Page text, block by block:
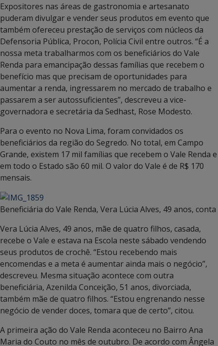
Expositores nas áreas de gastronomia e artesanato
puderam divulgar e vender seus produtos em evento que
também ofereceu prestação de serviços com núcleos da
Defensoria Pública, Procon, Polícia Civil entre outros. “É a
nossa meta trabalharmos com os beneficiários do Vale
Renda para emancipação dessas famílias que recebem o
benefício mas que precisam de oportunidades para
aumentar a renda, ingressarem no mercado de trabalho e
passarem a ser autossuficientes”, descreveu a vice-
governadora e secretária da Sedhast, Rose Modesto.
Para o evento no Nova Lima, foram convidados os
beneficiários da região do Segredo. No total, em Campo
Grande, existem 17 mil famílias que recebem o Vale Renda e
em todo o Estado são 60 mil. O valor do Vale é de R$ 170
mensais.
Beneficiária do Vale Renda, Vera Lúcia Alves, 49 anos,
Vera Lúcia Alves, 49 anos, mãe de quatro filhos, casada,
recebe o Vale e estava na Escola neste sábado vendendo
seus produtos de crochê. “Estou recebendo mais
encomendas e a meta é aumentar ainda mais o negócio”,
descreveu. Mesma situação acontece com outra
beneficiária, Azenilda Conceição, 51 anos, divorciada,
também mãe de quatro filhos. “Estou engrenando nesse
negócio de vender doces, tomara que de certo”, citou.
A primeira ação do Vale Renda aconteceu no Bairro Ana
Maria do Couto no mês de outubro. De acordo com Ângela